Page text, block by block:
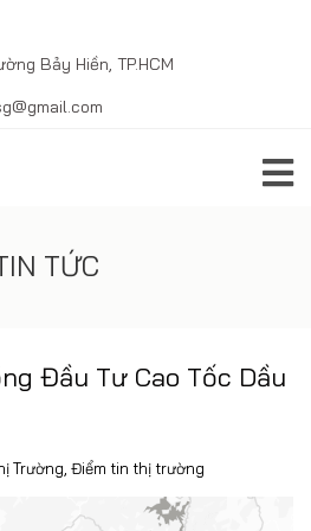
Bảy Hiền, TP.HCM
TỨC
Đầu Tư Cao Tốc Dầu
Trường Điểm tin thị trường